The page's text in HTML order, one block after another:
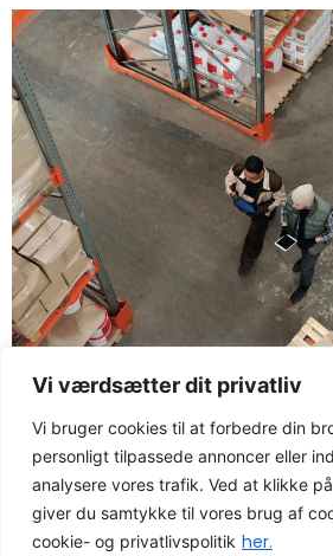
Vi værdsætter dit privatliv
Vi bruger cookies til at forbedre din
personligt tilpassede annoncer eller
analysere vores trafik. Ved at klikke
giver du samtykke til vores brug af
cookie- og privatlivspolitik her.
plukkes.
Axacon © 2026 All rights
privatlivspolitik
CVR-nummer: